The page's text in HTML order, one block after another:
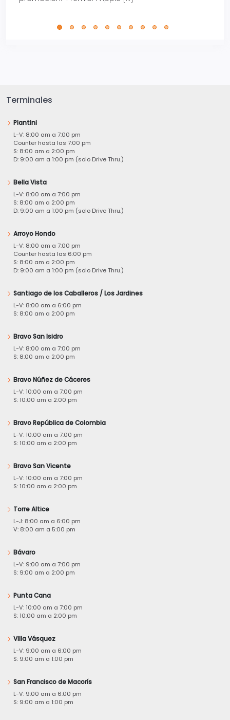
Terminales
Piantini
L-V: 8:00 am a 7:00 pm
Counter hasta las 7:00 pm
S: 8:00 am a 2:00 pm
D: 9:00 am a 1:00 pm (solo Drive Thru.)
Bella Vista
L-V: 8:00 am a 7:00 pm
S: 8:00 am a 2:00 pm
D: 9:00 am a 1:00 pm (solo Drive Thru.)
Arroyo Hondo
L-V: 8:00 am a 7:00 pm
Counter hasta las 6:00 pm
S: 8:00 am a 2:00 pm
D: 9:00 am a 1:00 pm (solo Drive Thru.)
Santiago de los Caballeros / Los Jardines
L-V: 8:00 am a 6:00 pm
S: 8:00 am a 2:00 pm
Bravo San Isidro
L-V: 8:00 am a 7:00 pm
S: 8:00 am a 2:00 pm
Bravo Núñez de Cáceres
L-V: 10:00 am a 7:00 pm
S: 10:00 am a 2:00 pm
Bravo República de Colombia
L-V: 10:00 am a 7:00 pm
S: 10:00 am a 2:00 pm
Bravo San Vicente
L-V: 10:00 am a 7:00 pm
S: 10:00 am a 2:00 pm
Torre Altice
L-J: 8:00 am a 6:00 pm
V: 8:00 am a 5:00 pm
Bávaro
L-V: 9:00 am a 7:00 pm
S: 9:00 am a 2:00 pm
Punta Cana
L-V: 10:00 am a 7:00 pm
S: 10:00 am a 2:00 pm
Villa Vásquez
L-V: 9:00 am a 6:00 pm
S: 9:00 am a 1:00 pm
San Francisco de Macorís
L-V: 9:00 am a 6:00 pm
S: 9:00 am a 1:00 pm